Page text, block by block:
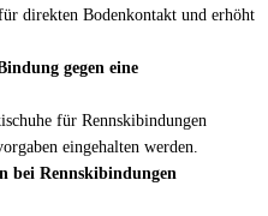
direkten Bodenkontakt und erhöht
gegen eine
für Rennskibindungen
eingehalten werden.
bei Rennskibindungen